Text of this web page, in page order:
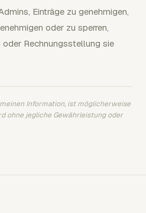
Einträge zu genehmigen,
oder zu sperren,
Rechnungsstellung sie
Information, ist möglicherweise
ohne jegliche Gewährleistung oder